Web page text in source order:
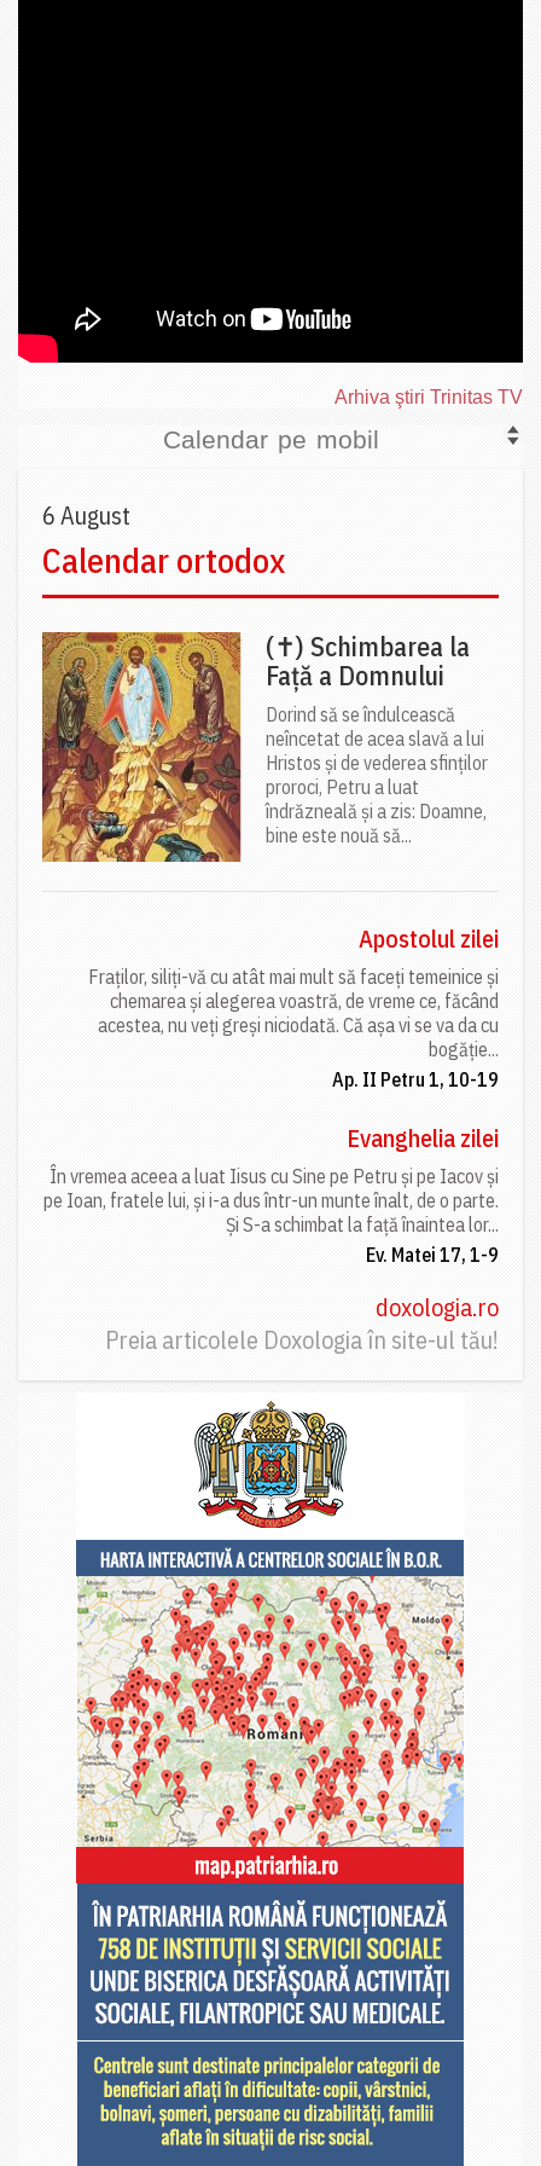
Arhiva ştiri Trinitas TV
Calendar pe mobil
6 August
Calendar ortodox
(✝) Schimbarea la
Față a Domnului
Dorind să se îndulcească
neîncetat de acea slavă a lui
Hristos și de vederea sfinților
proroci, Petru a luat
îndrăzneală și a zis: Doamne,
bine este nouă să...
Apostolul zilei
Fraților, siliți-vă cu atât mai mult să faceți temeinice și
chemarea și alegerea voastră, de vreme ce, făcând
acestea, nu veți greși niciodată. Că așa vi se va da cu
bogăție...
Ap. II Petru 1, 10-19
Evanghelia zilei
În vremea aceea a luat Iisus cu Sine pe Petru și pe Iacov și
pe Ioan, fratele lui, și i-a dus într-un munte înalt, de o parte.
Și S-a schimbat la față înaintea lor...
Ev. Matei 17, 1-9
doxologia.ro
Preia articolele Doxologia în site-ul tău!